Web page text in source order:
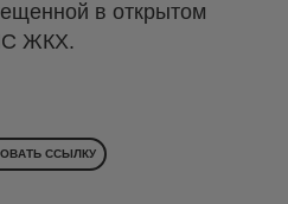
в открытом
ЖКХ.
ССЫЛКУ